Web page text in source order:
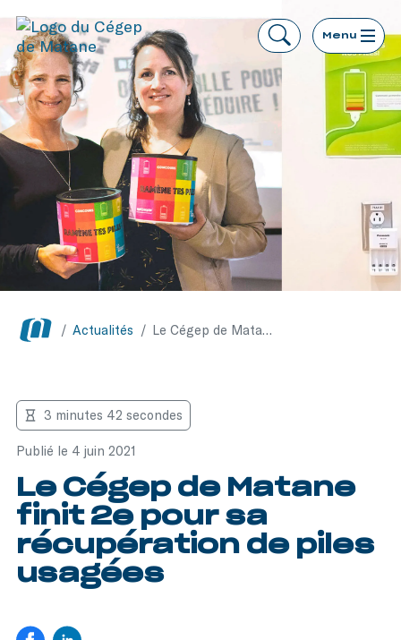
Menu
/ Actualités / Le Cégep de Matane finit 2e pour sa récupération de piles usagées
Publié le 4 juin 2021
3 minutes 42 secondes
Le Cégep de Matane
finit 2e pour sa
récupération de piles
usagées